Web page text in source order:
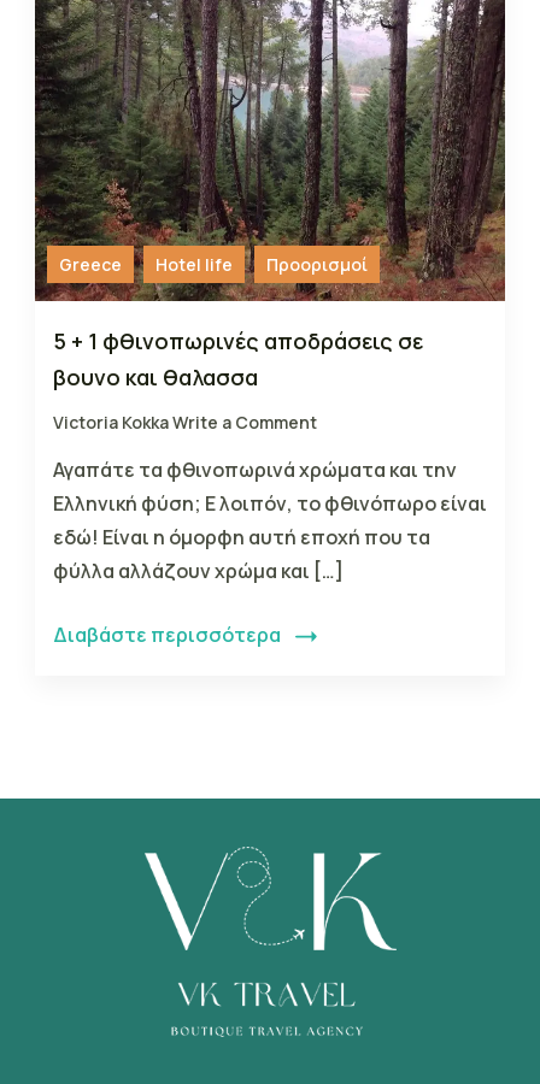
Greece Hotel life Προορισμοί
5 + 1 φθινοπωρινές αποδράσεις σε
βουνο και θαλασσα
Victoria KokkaWrite a Comment
Αγαπάτε τα φθινοπωρινά χρώματα και την
Ελληνική φύση; Ε λοιπόν, το φθινόπωρο είναι
εδώ! Είναι η όμορφη αυτή εποχή που τα
φύλλα αλλάζουν χρώμα και […]
Διαβάστε περισσότερα